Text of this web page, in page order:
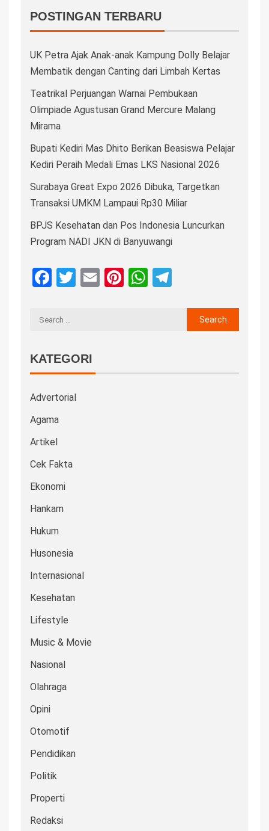
POSTINGAN TERBARU
UK Petra Ajak Anak-anak Kampung Dolly Belajar
Membatik dengan Canting dari Limbah Kertas
Teatrikal Perjuangan Warnai Pembukaan
Olimpiade Agustusan Grand Mercure Malang
Mirama
Bupati Kediri Mas Dhito Berikan Beasiswa Pelajar
Kediri Peraih Medali Emas LKS Nasional 2026
Surabaya Great Expo 2026 Dibuka, Targetkan
Transaksi UMKM Lampaui Rp30 Miliar
BPJS Kesehatan dan Pos Indonesia Luncurkan
Program NADI JKN di Banyuwangi
Facebook
Twitter
EmailPinterest
WhatsApp
KATEGORI
Advertorial
Agama
Artikel
Cek Fakta
Ekonomi
Hankam
Hukum
Husonesia
Internasional
Kesehatan
Lifestyle
Music & Movie
Nasional
Olahraga
Opini
Otomotif
Pendidikan
Politik
Properti
Redaksi